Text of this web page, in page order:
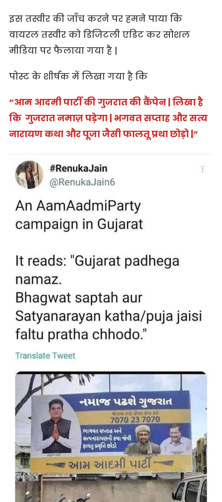
इस तस्वीर की जाँच करने पर हमने पाया कि
वायरल तस्वीर को डिजिटली एडिट कर सोशल
मीडिया पर फैलाया गया है |
पोस्ट के शीर्षक में लिखा गया है कि
“आम आदमी पार्टी की गुजरात की कैंपेन | लिखा है
कि गुजरात नमाज़ पड़ेगा | भगवत सप्ताह और सत्य
नारायण कथा और पूजा जैसी फालतू प्रथा छोड़ो |”